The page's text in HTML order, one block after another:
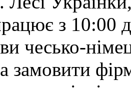
з
чесько-
замовити